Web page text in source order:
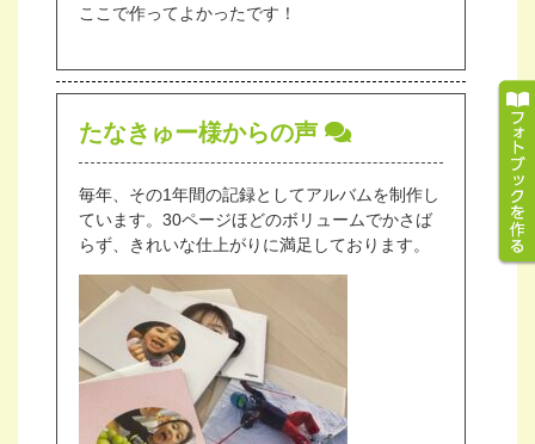
ここで作ってよかったです！
たなきゅー様からの声
毎年、その1年間の記録としてアルバムを制作し
ています。30ページほどのボリュームでかさば
らず、きれいな仕上がりに満足しております。